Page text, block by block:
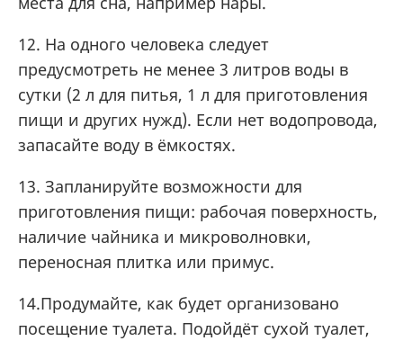
12. На одного человека следует
предусмотреть не менее 3 литров воды в
сутки (2 л для питья, 1 л для приготовления
пищи и других нужд). Если нет водопровода,
запасайте воду в ёмкостях.
13. Запланируйте возможности для
приготовления пищи: рабочая поверхность,
наличие чайника и микроволновки,
переносная плитка или примус.
14.Продумайте, как будет организовано
посещение туалета. Подойдёт сухой туалет,